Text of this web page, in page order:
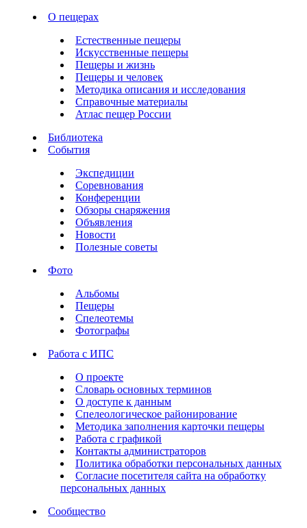
О пещерах
Естественные пещеры
Искусственные пещеры
Пещеры и жизнь
Пещеры и человек
Методика описания и исследования
Справочные материалы
Атлас пещер России
Библиотека
События
Экспедиции
Соревнования
Конференции
Обзоры снаряжения
Объявления
Новости
Полезные советы
Фото
Альбомы
Пещеры
Спелеотемы
Фотографы
Работа с ИПС
О проекте
Словарь основных терминов
О доступе к данным
Спелеологическое районирование
Методика заполнения карточки пещеры
Работа с графикой
Контакты администраторов
Политика обработки персональных данных
Согласие посетителя сайта на обработку
персональных данных
Сообщество